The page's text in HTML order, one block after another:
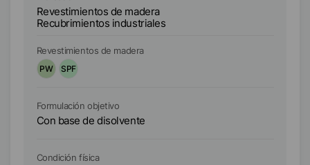
molienda. Mejora el brillo, la intensidad del color y
el poder cubriente y evita la refloculación.
Revestimientos de madera
Recubrimientos industriales
Revestimientos de madera
PW
SPF
Formulación objetivo
Con base de disolvente
Condición física